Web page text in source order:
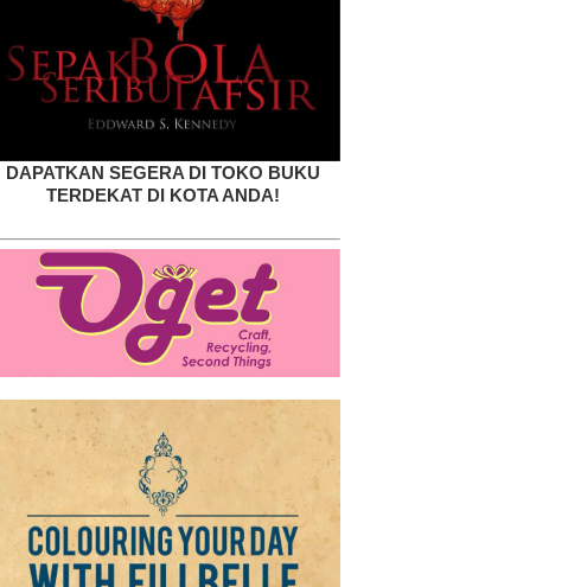
DAPATKAN SEGERA DI TOKO BUKU
TERDEKAT DI KOTA ANDA!